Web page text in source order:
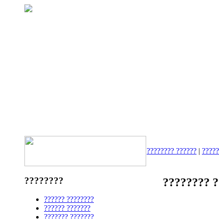
???????? ?????? |
????????
?????? ????????
?????? ???????
??????? ???????
????????